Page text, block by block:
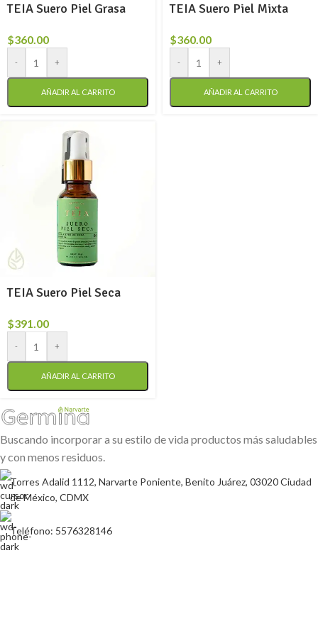
TEIA Suero Piel Grasa
$360.00
- +
AÑADIR AL CARRITO
TEIA Suero Piel Mixta
$360.00
- +
AÑADIR AL CARRITO
TEIA Suero Piel Seca
$391.00
- +
AÑADIR AL CARRITO
Buscando incorporar a su estilo de vida productos más saludables
y con menos residuos.
Torres Adalid 1112, Narvarte Poniente, Benito Juárez, 03020 Ciudad
de México, CDMX
Teléfono: 5576328146